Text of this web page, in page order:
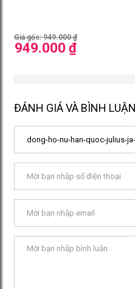
Giá gốc: 949.000 ₫
949.000 ₫
ĐÁNH GIÁ VÀ BÌNH LUẬN